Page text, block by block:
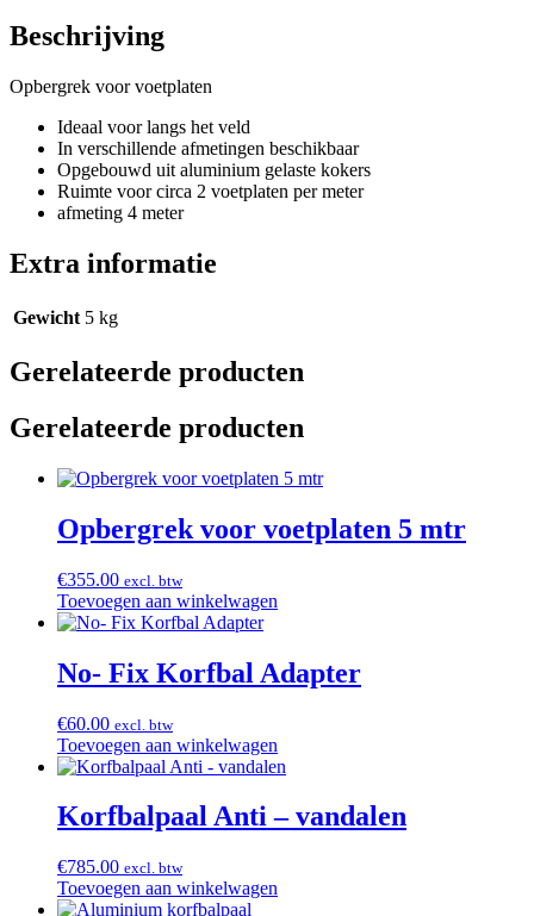
Beschrijving
Opbergrek voor voetplaten
Ideaal voor langs het veld
In verschillende afmetingen beschikbaar
Opgebouwd uit aluminium gelaste kokers
Ruimte voor circa 2 voetplaten per meter
afmeting 4 meter
Extra informatie
Gewicht 5 kg
Gerelateerde producten
Gerelateerde producten
Opbergrek voor voetplaten 5 mtr
€355.00 excl. btw
Toevoegen aan winkelwagen
No- Fix Korfbal Adapter
€60.00 excl. btw
Toevoegen aan winkelwagen
Korfbalpaal Anti – vandalen
€785.00 excl. btw
Toevoegen aan winkelwagen